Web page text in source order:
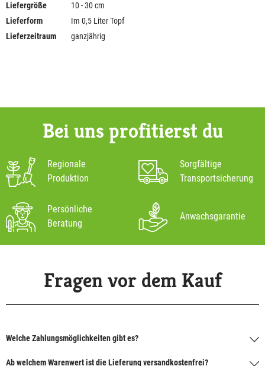
Liefergröße
10 - 30 cm
Lieferform
Im 0,5 Liter Topf
Lieferzeitraum
ganzjährig
Bei uns profitierst du
Regionale
Produktion
Sorgfältige
Transportsicherung
Persönliche
Beratung
Anwachsgarantie
Fragen vor dem Kauf
Welche Zahlungsmöglichkeiten gibt es?
Ab welchem Warenwert ist die Lieferung versandkostenfrei?